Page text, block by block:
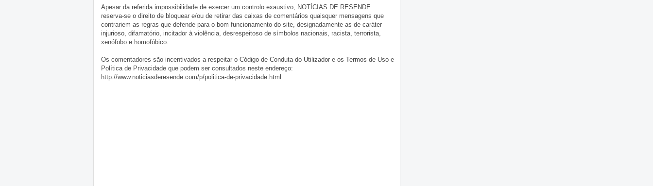
Apesar da referida impossibilidade de exercer um controlo exaustivo, NOTÍCIAS DE RESENDE
reserva-se o direito de bloquear e/ou de retirar das caixas de comentários quaisquer mensagens que
contrariem as regras que defende para o bom funcionamento do site, designadamente as de caráter
injurioso, difamatório, incitador à violência, desrespeitoso de símbolos nacionais, racista, terrorista,
xenófobo e homofóbico.
Os comentadores são incentivados a respeitar o Código de Conduta do Utilizador e os Termos de Uso e
Política de Privacidade que podem ser consultados neste endereço:
http://www.noticiasderesende.com/p/politica-de-privacidade.html